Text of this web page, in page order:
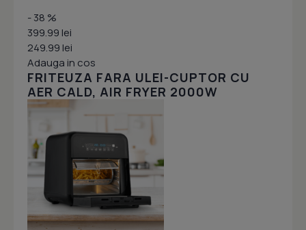
- 38 %
399.99 lei
249.99 lei
Adauga in cos
FRITEUZA FARA ULEI-CUPTOR CU
AER CALD, AIR FRYER 2000W